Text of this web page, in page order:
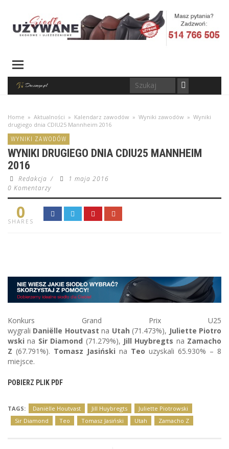
Home » Aktualności » Kalendarz zawodów » Wyniki zawodów » Wyniki
drugiego dnia CDIU25 Mannheim 2016
WYNIKI ZAWODÓW
WYNIKI DRUGIEGO DNIA CDIU25 MANNHEIM
2016
Redakcja /
1 maja 2016
0 Komentarzy
0
SHARES
Konkurs Grand Prix U25
wygrali Daniëlle Houtvastna Utah (71.473%), Juliette Piotro
wskina Sir Diamond (71.279%), Jill Huybregts na Zamacho
Z (67.791%). Tomasz Jasiński na Teo uzyskali 65.930% – 8
miejsce.
POBIERZ PLIK PDF
TAGS: Daniëlle Houtvast Jill Huybregts
Juliette Piotrowski
Sir Diamond
Teo Tomasz Jasiński Utah Zamacho Z